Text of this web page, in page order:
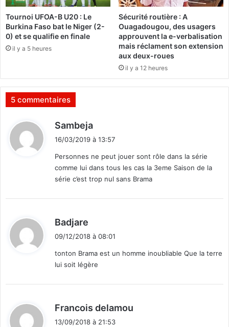
p
a
r
t
i
t
Tournoi UFOA-B U20 : Le
Burkina Faso bat le Niger (2-
0) et se qualifie en finale
il y a 5 heures
Sécurité routière : A
Ouagadougou, des usagers
approuvent la e-verbalisation
mais réclament son extension
aux deux-roues
il y a 12 heures
5 commentaires
Sambeja
i
:
16/03/2019 à 13:57
Personnes ne peut jouer sont rôle dans la série
comme lui dans tous les cas la 3eme Saison de la
série c’est trop nul sans Brama
Badjare
i
:
09/12/2018 à 08:01
tonton Brama est un homme inoubliable Que la terre
lui soit légère
Francois delamou
13/09/2018 à 21:53